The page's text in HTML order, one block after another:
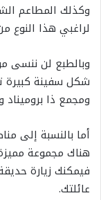
وكذلك المطاعم
لراغبي هذا النوع
وبالطبع لن ننسى
شكل سفينة كبيرة
ومجمع ذا بروميناد
أما بالنسبة إلى
هناك مجموعة
فيمكنك زيارة
عائلتك.